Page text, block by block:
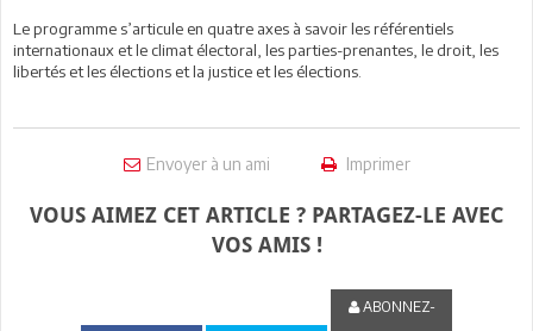
Le programme s’articule en quatre axes à savoir les référentiels
internationaux et le climat électoral, les parties-prenantes, le droit, les
libertés et les élections et la justice et les élections.
Envoyer à un ami Imprimer
VOUS AIMEZ CET ARTICLE ? PARTAGEZ-LE AVEC
VOS AMIS !
ABONNEZ-